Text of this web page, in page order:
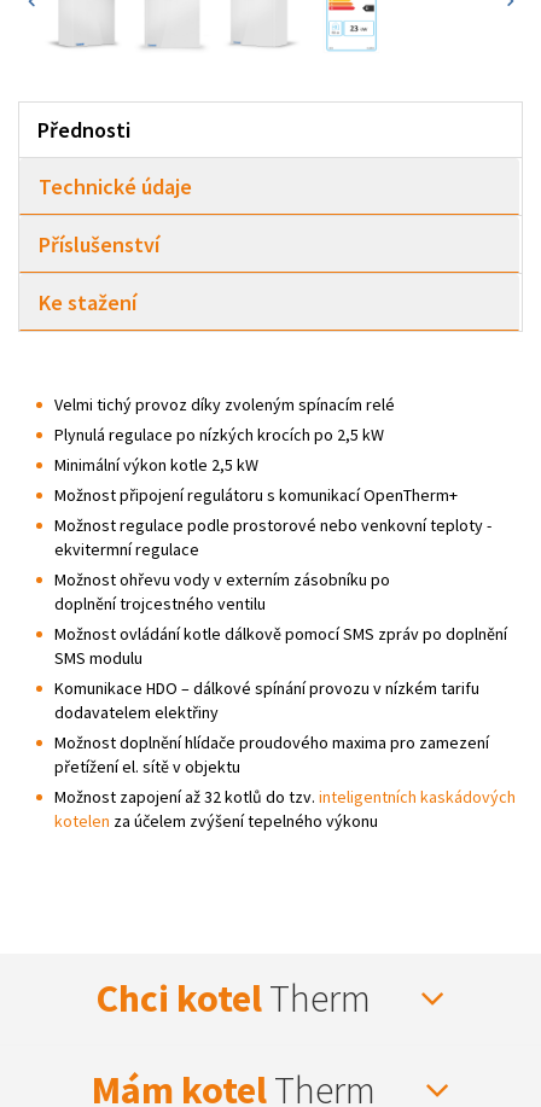
Přednosti
Technické údaje
Příslušenství
Ke stažení
Velmi tichý provoz díky zvoleným spínacím relé
Plynulá regulace po nízkých krocích po 2,5 kW
Minimální výkon kotle 2,5 kW
Možnost připojení regulátoru s komunikací OpenTherm+
Možnost regulace podle prostorové nebo venkovní teploty -
ekvitermní regulace
Možnost ohřevu vody v externím zásobníku po
doplnění trojcestného ventilu
Možnost ovládání kotle dálkově pomocí SMS zpráv po doplnění
SMS modulu
Komunikace HDO – dálkové spínání provozu v nízkém tarifu
dodavatelem elektřiny
Možnost doplnění hlídače proudového maxima pro zamezení
přetížení el. sítě v objektu
Možnost zapojení až 32 kotlů do tzv. inteligentních kaskádových
kotelen za účelem zvýšení tepelného výkonu
Chci kotelTherm
Mám kotelTherm